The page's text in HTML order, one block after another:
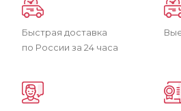
Быстрая доставка
по России за 24 часа